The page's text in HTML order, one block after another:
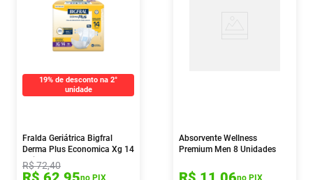
19% de desconto na 2°
unidade
Fralda Geriátrica Bigfral
Derma Plus Economica Xg 14
Unidades
R$72,40
no PIX
Absorvente Wellness
Premium Men 8 Unidades
no PIX